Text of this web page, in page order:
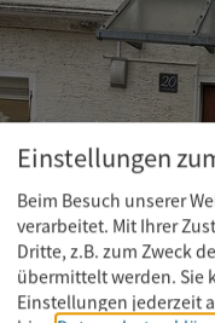
Einstellungen
Beim Besuch unserer
verarbeitet. Mit Ihrer
Dritte, z.B. zum Zweck
übermittelt werden. Sie
Einstellungen jederzeit